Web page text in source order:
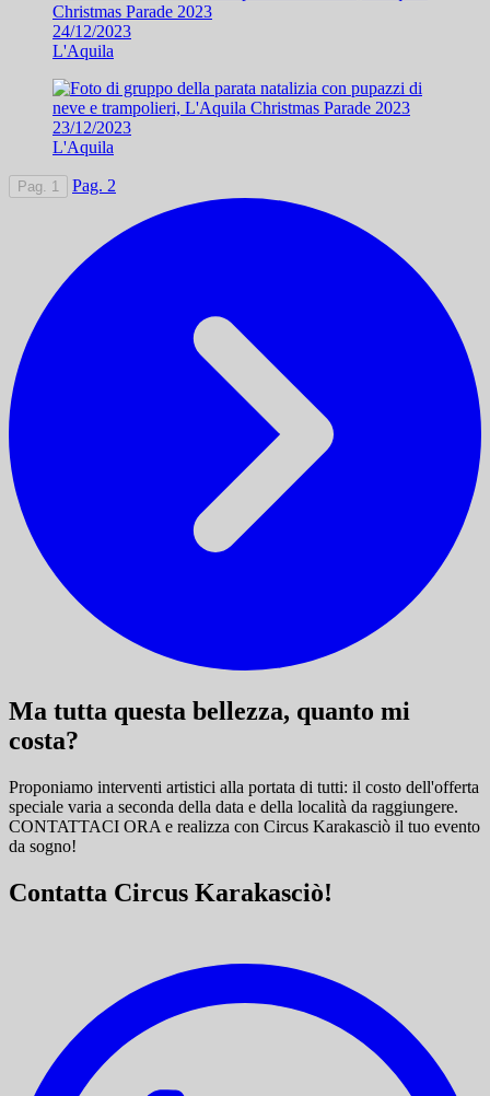
24/12/2023
L'Aquila
23/12/2023
L'Aquila
Pag. 1 Pag. 2
Ma tutta questa bellezza, quanto mi
costa?
Proponiamo interventi artistici alla portata di tutti: il costo dell'offerta
speciale varia a seconda della data e della località da raggiungere.
CONTATTACI ORA e realizza con Circus Karakasciò il tuo evento
da sogno!
Contatta Circus Karakasciò!